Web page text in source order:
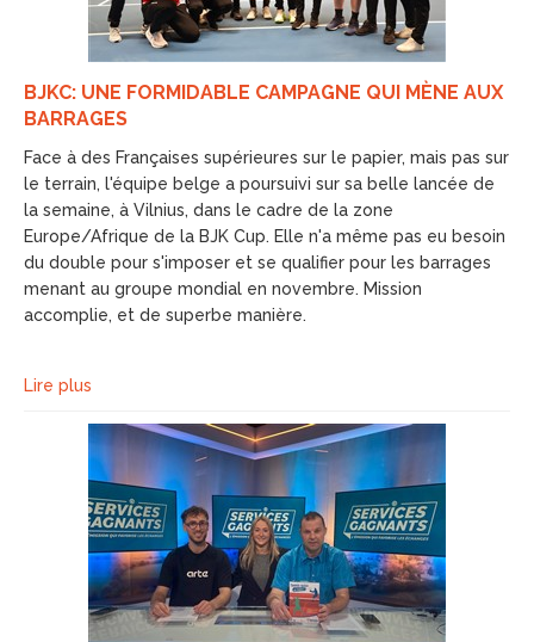
BJKC: UNE FORMIDABLE CAMPAGNE QUI MÈNE AUX
BARRAGES
Face à des Françaises supérieures sur le papier, mais pas sur
le terrain, l'équipe belge a poursuivi sur sa belle lancée de
la semaine, à Vilnius, dans le cadre de la zone
Europe/Afrique de la BJK Cup. Elle n'a même pas eu besoin
du double pour s'imposer et se qualifier pour les barrages
menant au groupe mondial en novembre. Mission
accomplie, et de superbe manière.
Lire plus